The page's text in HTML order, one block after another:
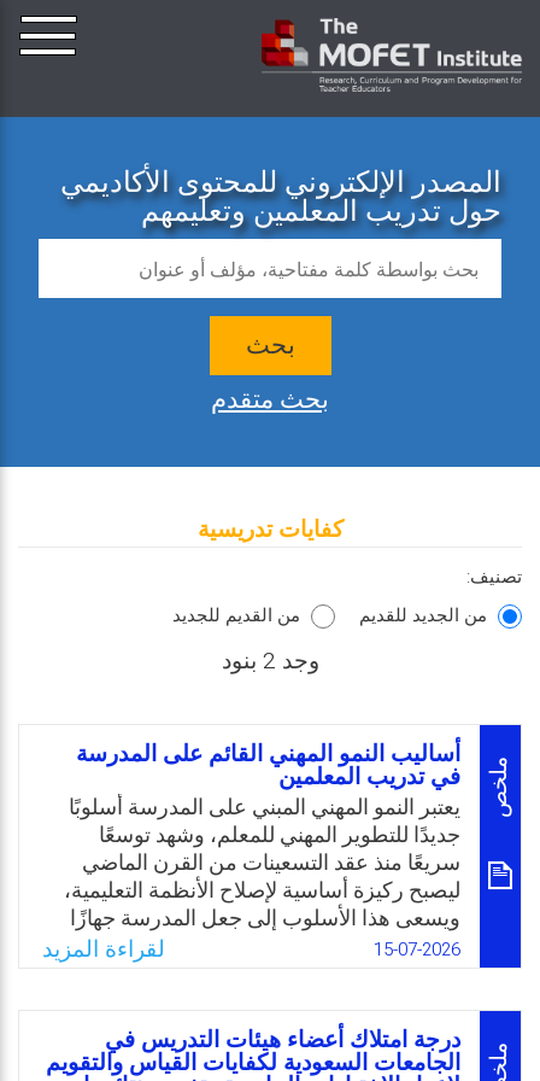
المصدر الإلكتروني للمحتوى الأكاديمي
حول تدريب المعلمين وتعليمهم
بحث
بحث متقدم
كفايات تدريسية
تصنيف:
من الجديد للقديم
من القديم للجديد
وجد 2 بنود
ملخص
أساليب النمو المهني القائم على المدرسة
في تدريب المعلمين
يعتبر النمو المهني المبني على المدرسة أسلوبًا
جديدًا للتطوير المهني للمعلم، وشهد توسعًا
سريعًا منذ عقد التسعينات من القرن الماضي
ليصبح ركيزة أساسية لإصلاح الأنظمة التعليمية،
ويسعى هذا الأسلوب إلى جعل المدرسة جهازًا
تعليميًا متعلمًا، يعمل على تحسين أداء المعلمين
عبر الارتقاء بأساليب التدريس وزيادة كفاءتهم،
مما يؤدي إلى تحسين نتائج تعلم الطلاب،
وتحسين مستوى التعليم بشكل عام. وشهد العالم
في تسعينات القرن الماضي مجموعة من
15-07-2026 لقراءة المزيد
درجة امتلاك أعضاء هيئات التدريس في
الجامعات السعودية لكفايات القياس والتقويم